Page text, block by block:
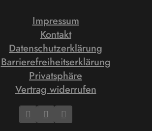
Impressum
Kontakt
Datenschutzerklärung
Barrierefreiheitserklärung
Privatsphäre
Vertrag widerrufen